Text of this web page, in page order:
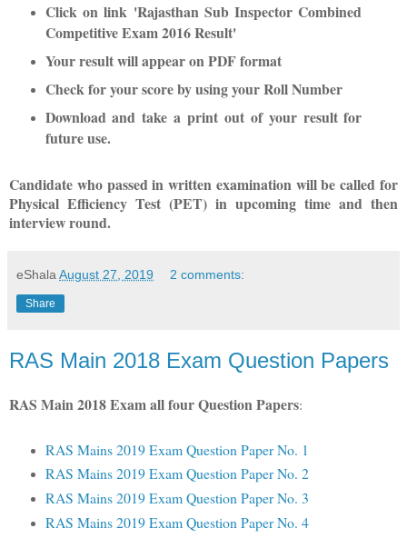
Click on link 'Rajasthan Sub Inspector Combined
Competitive Exam 2016 Result'
Your result will appear on PDF format
Check for your score by using your Roll Number
Download and take a print out of your result for
future use.
Candidate who passed in written examination will be called for
Physical Efficiency Test (PET) in upcoming time and then
interview round.
eShala August 27, 2019 2 comments:
Share
RAS Main 2018 Exam Question Papers
RAS Main 2018 Exam all four Question Papers:
RAS Mains 2019 Exam Question Paper No. 1
RAS Mains 2019 Exam Question Paper No. 2
RAS Mains 2019 Exam Question Paper No. 3
RAS Mains 2019 Exam Question Paper No. 4